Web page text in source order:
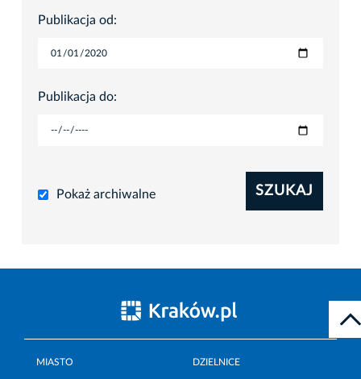
Publikacja od:
Publikacja do:
Pokaż archiwalne SZUKAJ
MIASTO DZIELNICE